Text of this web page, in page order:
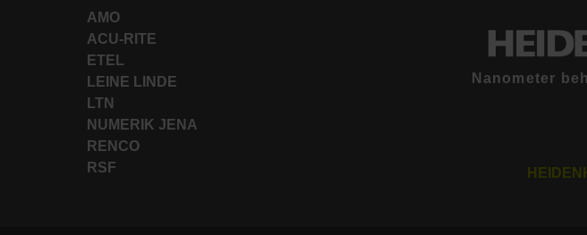
AMO
ACU-RITE
ETEL
LEINE LINDE
LTN
NUMERIK JENA
RENCO
RSF
Nanometer